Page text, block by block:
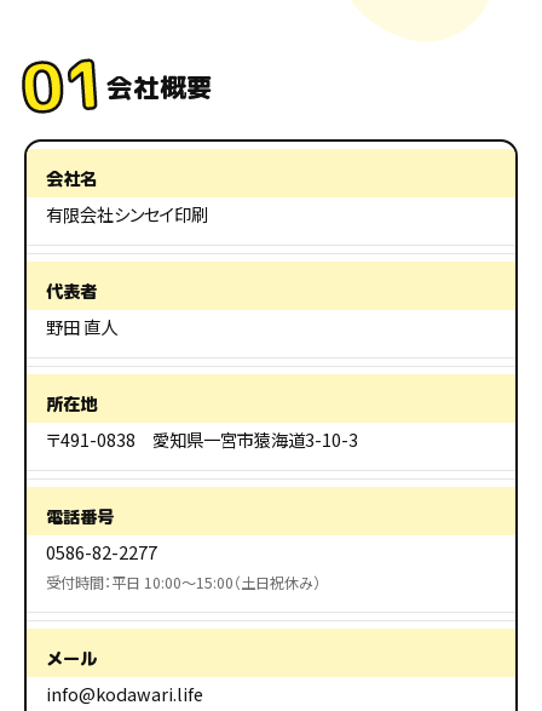
01会社概要
会社名
有限会社シンセイ印刷
代表者
野田 直人
所在地
〒491-0838 愛知県一宮市猿海道3-10-3
電話番号
0586-82-2277
受付時間：平日 10:00〜15:00（土日祝休み）
メール
info@kodawari.life